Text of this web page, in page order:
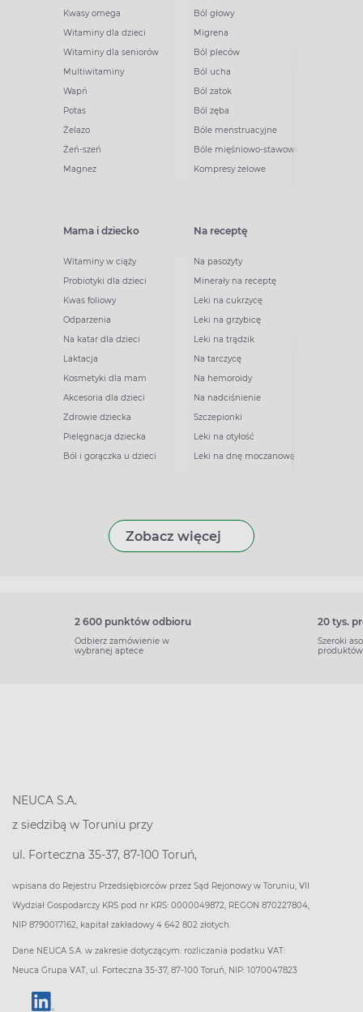
Kwasy omega
Witaminy dla dzieci
Witaminy dla seniorów
Multiwitaminy
Wapń
Potas
Żelazo
Żeń-szeń
Magnez
Ból głowy
Migrena
Ból pleców
Ból ucha
Ból zatok
Ból zęba
Bóle menstruacyjne
Bóle mięśniowo-stawowe
Kompresy żelowe
Mama i dziecko
Witaminy w ciąży
Probiotyki dla dzieci
Kwas foliowy
Odparzenia
Na katar dla dzieci
Laktacja
Kosmetyki dla mam
Akcesoria dla dzieci
Zdrowie dziecka
Pielęgnacja dziecka
Ból i gorączka u dzieci
Na receptę
Na pasożyty
Minerały na receptę
Leki na cukrzycę
Leki na grzybicę
Leki na trądzik
Na tarczycę
Na hemoroidy
Na nadciśnienie
Szczepionki
Leki na otyłość
Leki na dnę moczanową
Zobacz więcej
2 600 punktów odbioru
Odbierz zamówienie w
wybranej aptece
20 tys.
Szeroki
produktów
NEUCA S.A.
z siedzibą w Toruniu przy
ul. Forteczna 35-37, 87-100 Toruń,
wpisana do Rejestru Przedsiębiorców przez Sąd Rejonowy w Toruniu, VII
Wydział Gospodarczy KRS pod nr KRS: 0000049872, REGON 870227804,
NIP 8790017162, kapitał zakładowy 4 642 802 złotych.
Dane NEUCA S.A. w zakresie dotyczącym: rozliczania podatku VAT:
Neuca Grupa VAT, ul. Forteczna 35-37, 87-100 Toruń, NIP: 1070047823